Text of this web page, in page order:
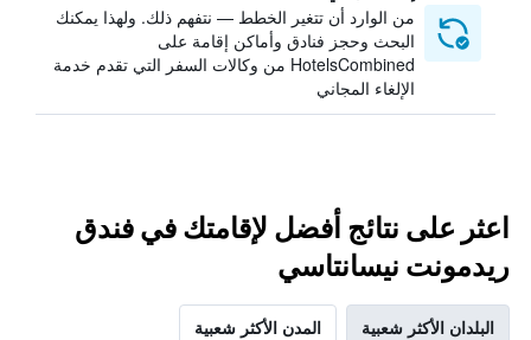
من الوارد أن تتغير الخطط — نتفهم ذلك. ولهذا يمكنك
البحث وحجز فنادق وأماكن إقامة على
HotelsCombined من وكالات السفر التي تقدم خدمة
الإلغاء المجاني
اعثر على نتائج أفضل لإقامتك في فندق
ريدمونت نيسانتاسي
البلدان الأكثر شعبية المدن الأكثر شعبية